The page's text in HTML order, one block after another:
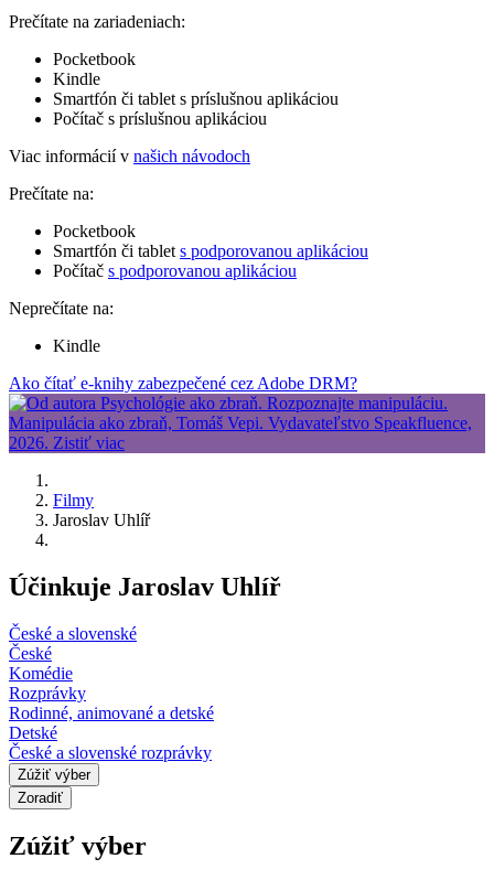
Prečítate na zariadeniach:
Pocketbook
Kindle
Smartfón či tablet s príslušnou aplikáciou
Počítač s príslušnou aplikáciou
Viac informácií v našich návodoch
Prečítate na:
Pocketbook
Smartfón či tablet s podporovanou aplikáciou
Počítač s podporovanou aplikáciou
Neprečítate na:
Kindle
Ako čítať e-knihy zabezpečené cez Adobe DRM?
Filmy
Jaroslav Uhlíř
Účinkuje Jaroslav Uhlíř
České a slovenské
České
Komédie
Rozprávky
Rodinné, animované a detské
Detské
České a slovenské rozprávky
Zúžiť výber
Zoradiť
Zúžiť výber